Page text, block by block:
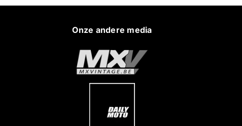
Onze andere media